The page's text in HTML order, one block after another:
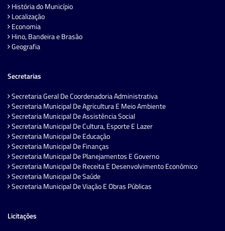
História do Município
Localização
Economia
Hino, Bandeira e Brasão
Geografia
Secretarias
Secretaria Geral De Coordenadoria Administrativa
Secretaria Municipal De Agricultura E Meio Ambiente
Secretaria Municipal De Assistência Social
Secretaria Municipal De Cultura, Esporte E Lazer
Secretaria Municipal De Educação
Secretaria Municipal De Finanças
Secretaria Municipal De Planejamentos E Governo
Secretaria Municipal De Receita E Desenvolvimento Econômico
Secretaria Municipal De Saúde
Secretaria Municipal De Viação E Obras Públicas
Licitações